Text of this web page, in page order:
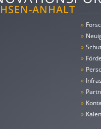
»
»
»
»
»
»
»
»
»